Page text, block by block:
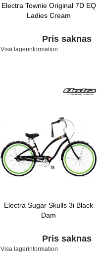
Electra Townie Original 7D EQ
Ladies Cream
Pris saknas
Visa lagerinformation
Electra Sugar Skulls 3i Black
Dam
Pris saknas
Visa lagerinformation